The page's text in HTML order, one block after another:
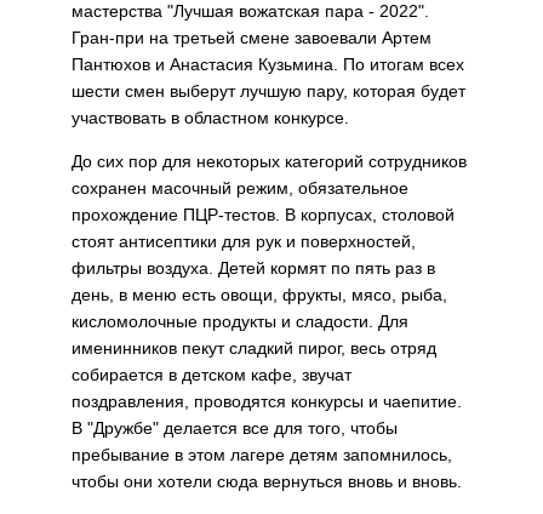
мастерства "Лучшая вожатская пара - 2022".
Гран-при на третьей смене завоевали Артем
Пантюхов и Анастасия Кузьмина. По итогам всех
шести смен выберут лучшую пару, которая будет
участвовать в областном конкурсе.
До сих пор для некоторых категорий сотрудников
сохранен масочный режим, обязательное
прохождение ПЦР-тестов. В корпусах, столовой
стоят антисептики для рук и поверхностей,
фильтры воздуха. Детей кормят по пять раз в
день, в меню есть овощи, фрукты, мясо, рыба,
кисломолочные продукты и сладости. Для
именинников пекут сладкий пирог, весь отряд
собирается в детском кафе, звучат
поздравления, проводятся конкурсы и чаепитие.
В "Дружбе" делается все для того, чтобы
пребывание в этом лагере детям запомнилось,
чтобы они хотели сюда вернуться вновь и вновь.